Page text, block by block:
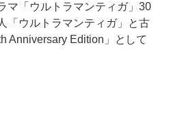
「ウルトラマンティガ」30
「ウルトラマンティガ」と古
Anniversary Edition」として